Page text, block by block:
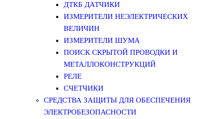
ДТКБ ДАТЧИКИ
ИЗМЕРИТЕЛИ НЕЭЛЕКТРИЧЕСКИХ
ВЕЛИЧИН
ИЗМЕРИТЕЛИ ШУМА
ПОИСК СКРЫТОЙ ПРОВОДКИ И
МЕТАЛЛОКОНСТРУКЦИЙ
РЕЛЕ
СЧЕТЧИКИ
СРЕДСТВА ЗАЩИТЫ ДЛЯ ОБЕСПЕЧЕНИЯ
ЭЛЕКТРОБЕЗОПАСНОСТИ